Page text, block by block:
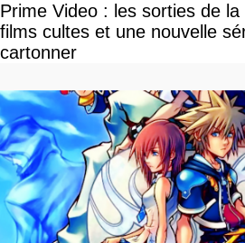
Prime Video : les sorties de
films cultes et une nouvelle
cartonner